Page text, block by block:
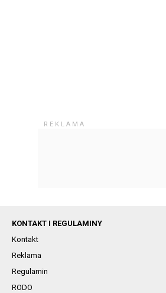
KONTAKT I REGULAMINY
Kontakt
Reklama
Regulamin
RODO